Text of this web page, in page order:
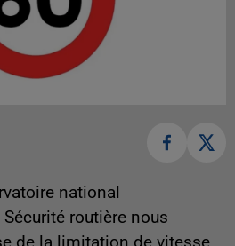
national
routière nous